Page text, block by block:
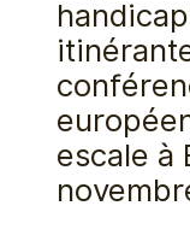
escale à